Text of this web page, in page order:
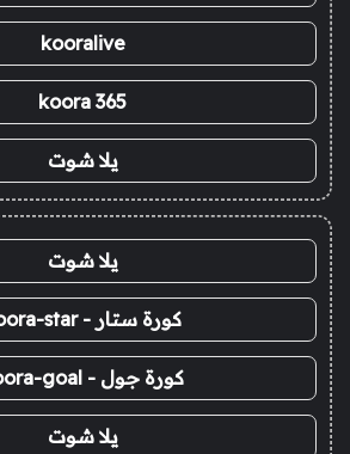
kooralive
koora 365
يلا شوت
يلا شوت
كورة ستار - koora-star
كورة جول - koora-goal
يلا شوت